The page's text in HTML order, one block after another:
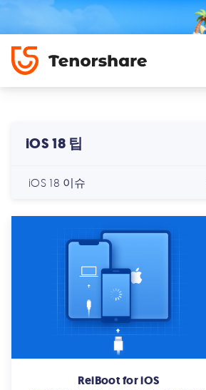
iOS 18 팁
iOS 18 이슈
ReiBoot for iOS